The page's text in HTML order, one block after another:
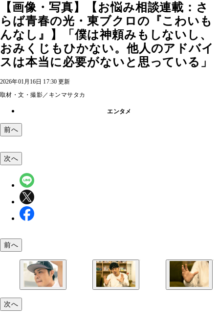
【画像・写真】【お悩み相談連載：さ
らば青春の光・東ブクロの『こわいも
んなし』】「僕は神頼みもしないし、
おみくじもひかない。他人のアドバイ
スは本当に必要がないと思っている」
2026年01月16日 17:30 更新
取材・文・撮影／キンマサタカ
エンタメ
前へ
次へ
前へ
次へ